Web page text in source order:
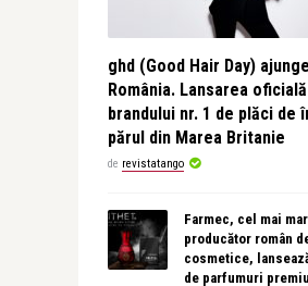
ghd (Good Hair Day)
România. Lansarea
brandului nr. 1 de plăci de
părul din Marea Britanie
de revistatango
Farmec, cel mai
producător român
cosmetice,
de parfumuri